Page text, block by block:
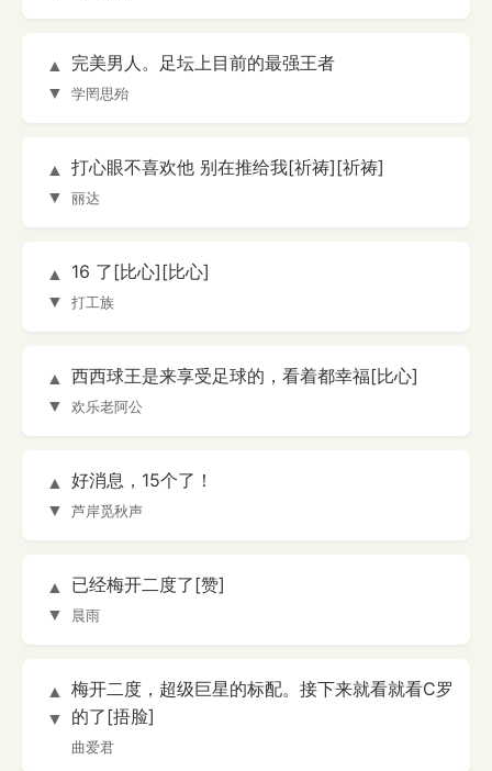
▲
▼
完美男人。足坛上目前的最强王者
学罔思殆
▲
▼
打心眼不喜欢他 别在推给我[祈祷][祈祷]
丽达
▲
▼
16 了[比心][比心]
打工族
▲
▼
西西球王是来享受足球的，看着都幸福[比心]
欢乐老阿公
▲
▼
好消息，15个了！
芦岸觅秋声
▲
▼
已经梅开二度了[赞]
晨雨
▲
▼
梅开二度，超级巨星的标配。接下来就看就看C罗
的了[捂脸]
曲爱君